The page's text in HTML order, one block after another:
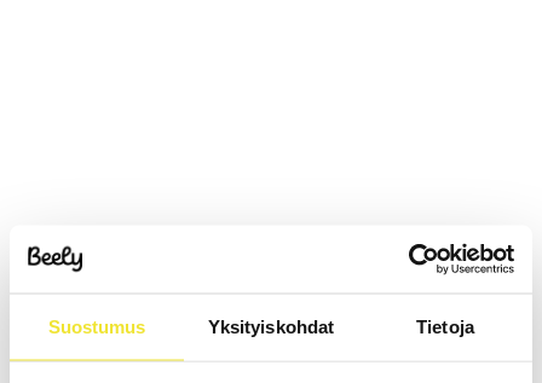
Suostumus Yksityiskohdat Tietoja